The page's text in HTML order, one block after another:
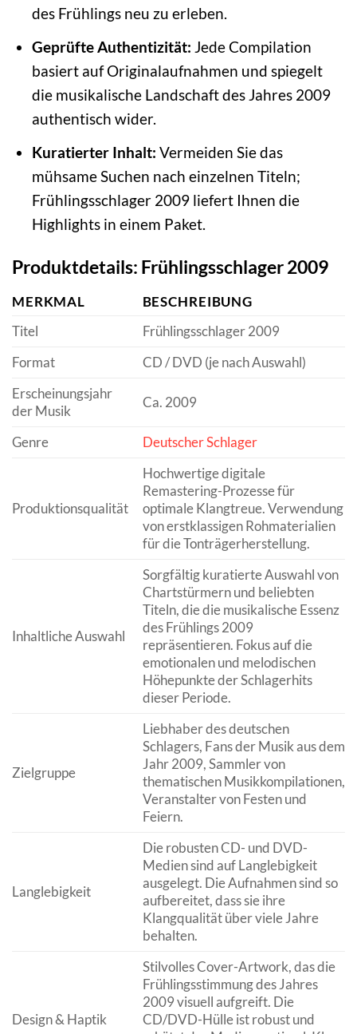
des Frühlings neu zu erleben.
Geprüfte Authentizität: Jede Compilation
basiert auf Originalaufnahmen und spiegelt
die musikalische Landschaft des Jahres 2009
authentisch wider.
Kuratierter Inhalt: Vermeiden Sie das
mühsame Suchen nach einzelnen Titeln;
Frühlingsschlager 2009 liefert Ihnen die
Highlights in einem Paket.
Produktdetails: Frühlingsschlager 2009
MERKMAL
BESCHREIBUNG
Titel
Frühlingsschlager 2009
Format
CD / DVD (je nach Auswahl)
Erscheinungsjahr
der Musik
Ca. 2009
Genre Deutscher Schlager
Produktionsqualität
Hochwertige digitale
Remastering-Prozesse für
optimale Klangtreue. Verwendung
von erstklassigen Rohmaterialien
für die Tonträgerherstellung.
Inhaltliche Auswahl
Sorgfältig kuratierte Auswahl von
Chartstürmern und beliebten
Titeln, die die musikalische Essenz
des Frühlings 2009
repräsentieren. Fokus auf die
emotionalen und melodischen
Höhepunkte der Schlagerhits
dieser Periode.
Zielgruppe
Liebhaber des deutschen
Schlagers, Fans der Musik aus dem
Jahr 2009, Sammler von
thematischen Musikkompilationen,
Veranstalter von Festen und
Feiern.
Langlebigkeit
Die robusten CD- und DVD-
Medien sind auf Langlebigkeit
ausgelegt. Die Aufnahmen sind so
aufbereitet, dass sie ihre
Klangqualität über viele Jahre
behalten.
Design & Haptik
Stilvolles Cover-Artwork, das die
Frühlingsstimmung des Jahres
2009 visuell aufgreift. Die
CD/DVD-Hülle ist robust und